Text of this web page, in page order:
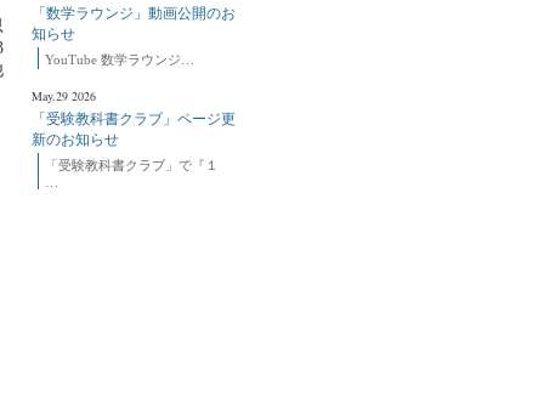
「数学ラウンジ」動画公開のお
知らせ
YouTube 数学ラウンジ…
May.29 2026
「受験教科書クラブ」ページ更
新のお知らせ
「受験教科書クラブ」で『１